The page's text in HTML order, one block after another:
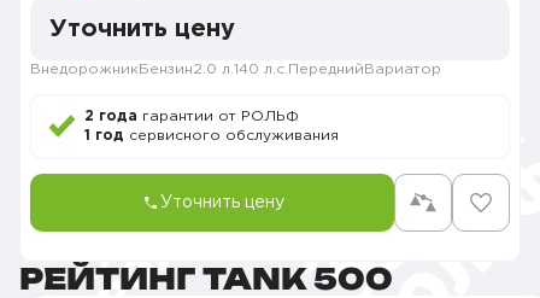
Уточнить цену
Внедорожник Бензин2.0 л. 140 л.с. Передний Вариатор
2 года гарантии от РОЛЬФ
1 год сервисного обслуживания
Уточнить цену
РЕЙТИНГ TANK 500